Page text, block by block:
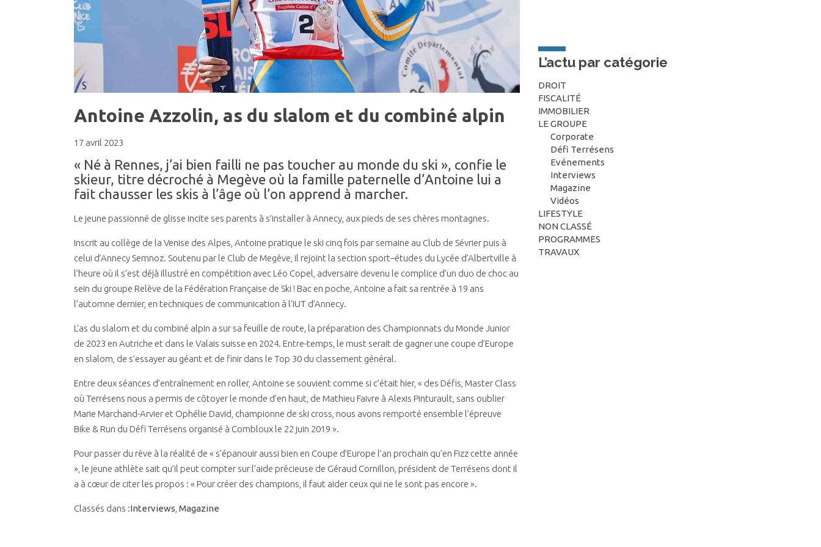
Antoine Azzolin, as du slalom et du combiné alpin
17 avril 2023
« Né à Rennes, j’ai bien failli ne pas toucher au monde du ski », confie le
skieur, titre décroché à Megève où la famille paternelle d’Antoine lui a
fait chausser les skis à l’âge où l’on apprend à marcher.
Le jeune passionné de glisse incite ses parents à s’installer à Annecy, aux pieds de ses chères montagnes.
Inscrit au collège de la Venise des Alpes, Antoine pratique le ski cinq fois par semaine au Club de Sévrier puis à
celui d’Annecy Semnoz. Soutenu par le Club de Megève, il rejoint la section sport–études du Lycée d’Albertville à
l’heure où il s’est déjà illustré en compétition avec Léo Copel, adversaire devenu le complice d’un duo de choc au
sein du groupe Relève de la Fédération Française de Ski ! Bac en poche, Antoine a fait sa rentrée à 19 ans
l’automne dernier, en techniques de communication à l‘IUT d’Annecy.
L’as du slalom et du combiné alpin a sur sa feuille de route, la préparation des Championnats du Monde Junior
de 2023 en Autriche et dans le Valais suisse en 2024. Entre-temps, le must serait de gagner une coupe d’Europe
en slalom, de s’essayer au géant et de finir dans le Top 30 du classement général.
Entre deux séances d’entraînement en roller, Antoine se souvient comme si c’était hier, « des Défis, Master Class
où Terrésens nous a permis de côtoyer le monde d’en haut, de Mathieu Faivre à Alexis Pinturault, sans oublier
Marie Marchand-Arvier et Ophélie David, championne de ski cross, nous avons remporté ensemble l’épreuve
Bike & Run du Défi Terrésens organisé à Combloux le 22 juin 2019 ».
Pour passer du rêve à la réalité de « s’épanouir aussi bien en Coupe d’Europe l’an prochain qu’en Fizz cette année
», le jeune athlète sait qu’il peut compter sur l’aide précieuse de Géraud Cornillon, président de Terrésens dont il
a à cœur de citer les propos : « Pour créer des champions, il faut aider ceux qui ne le sont pas encore ».
Classés dans :Interviews Magazine
L’actu par catégorie
DROIT
FISCALITÉ
IMMOBILIER
LE GROUPE
Corporate
Défi Terrésens
Evénements
Interviews
Magazine
Vidéos
LIFESTYLE
NON CLASSÉ
PROGRAMMES
TRAVAUX